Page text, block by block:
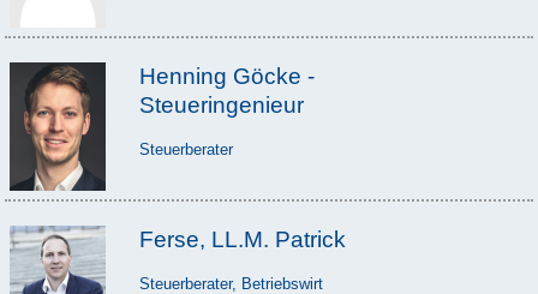
Henning Göcke -
Steueringenieur
Steuerberater
Ferse, LL.M. Patrick
Steuerberater, Betriebswirt